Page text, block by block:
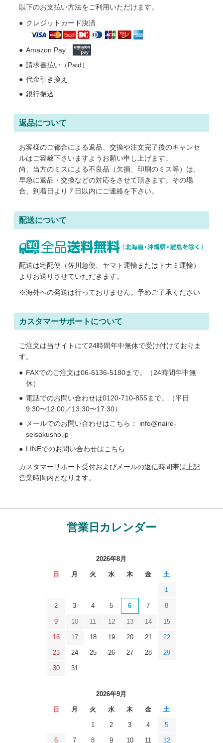
以下のお支払い方法をご利用いただけます。
クレジットカード決済
Amazon Pay
請求書払い（Paid）
代金引き換え
銀行振込
返品について
お客様のご都合による返品、交換や注文完了後のキャンセ
ルはご容赦下さいますようお願い申し上げます。
尚、当方のミスによる不良品（欠損、印刷のミス等）は、
早急に返品・交換などの対応をさせて頂きます。その場
合、到着日より７日以内にご連絡を下さい。
配送について
配送は宅配便（佐川急便、ヤマト運輸またはトナミ運輸）
よりお送りさせていただきます。
※海外への発送は行っておりません。予めご了承ください
カスタマーサポートについて
ご注文は当サイトにて24時間年中無休で受け付けておりま
す。
FAXでのご注文は06-6136-5180まで。（24時間年中無
休）
電話でのお問い合わせは0120-710-855まで。（平日
9:30〜12:00／13:30〜17:30）
メールでのお問い合わせはこちら： info@naire-
seisakusho.jp
LINEでのお問い合わせはこちら
カスタマーサポート受付およびメールの返信時間帯は上記
営業時間内となります。
営業日カレンダー
2026年8月
日 月 火 水 木 金 土
1
2 3 4 5 6 7 8
9 10 11 12 13 14 15
16 17 18 19 20 21 22
23 24 25 26 27 28 29
30 31
2026年9月
日 月 火 水 木 金 土
1 2 3 4 5
6 7 8 9 10 11 12